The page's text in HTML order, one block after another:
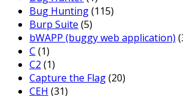
Bug Hunting(115)
Burp Suite (5)
bWAPP (buggy web application)
C (1)
C2 (1)
Capture the Flag(20)
CEH (31)